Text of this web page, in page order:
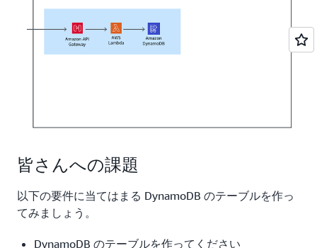
皆さんへの課題
以下の要件に当てはまる DynamoDB のテーブルを作っ
てみましょう。
DynamoDB のテーブルを作ってください